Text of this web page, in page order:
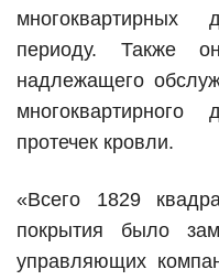
периоду. Также
надлежащего
протечек кровли.
«Всего 1829
покрытия было
управляющих